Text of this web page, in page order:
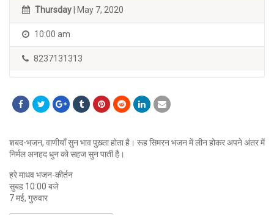
Thursday | May 7, 2020
10:00 am
8237131313
शबद-भजन, वाणीयाँ सुन भाव पुख़्ता होता है। रूह सिमरन भजन में लीन होकर अपने अंतर में
निर्मल अनहद धुन को सहज सुन पाती है।
हरे माधव भजन-कीर्तन
सुबह 10:00 बजे
7 मई, गुरुवार